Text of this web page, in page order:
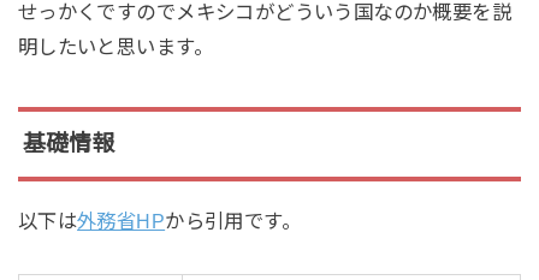
せっかくですのでメキシコがどういう国なのか概要を説
明したいと思います。
基礎情報
以下は外務省HPから引用です。